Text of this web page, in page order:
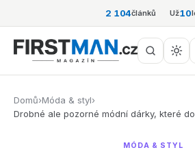
2 104článků Už10
Domů›Móda & styl›
Drobné ale pozorné módní dárky, které
MÓDA & STYL